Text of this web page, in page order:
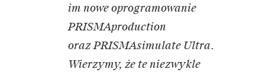
im nowe oprogramowanie
PRISMAproduction
oraz PRISMAsimulate Ultra.
Wierzymy, że te niezwykle